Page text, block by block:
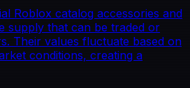
Roblox catalog accessories and
supply that can be traded or
Their values fluctuate based on
conditions, creating a